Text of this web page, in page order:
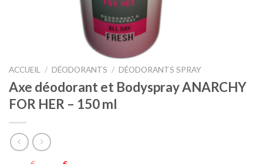
ACCUEIL / DÉODORANTS / DÉODORANTS SPRAY
Axe déodorant et Bodyspray ANARCHY
FOR HER – 150 ml